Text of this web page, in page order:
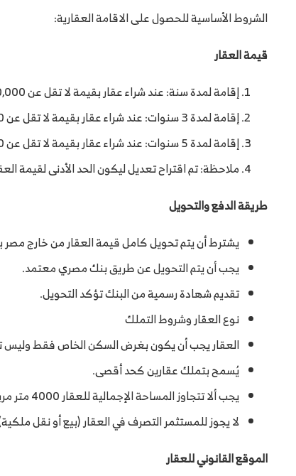
الشروط الأساسية للحصول على الاقامة العقارية:
قيمة العقار
إقامة لمدة سنة: عند شراء عقار بقيمة لا تقل عن 50,000 دولار أمريكي.
إقامة لمدة 3 سنوات: عند شراء عقار بقيمة لا تقل عن 200,000 دولار أمريكي.
إقامة لمدة 5 سنوات: عند شراء عقار بقيمة لا تقل عن 400,000 دولار أمريكي.
ملاحظة: تم اقتراح تعديل ليكون الحد الأدنى لقيمة العقار 300,000 دولار، لكن لم يتم تطبيقه حتى
طريقة الدفع والتحويل
يشترط أن يتم تحويل كامل قيمة العقار من خارج مصر
يجب أن يتم التحويل عن طريق بنك مصري معتمد.
تقديم شهادة رسمية من البنك تؤكد التحويل.
نوع العقار وشروط التملك
العقار يجب أن يكون بغرض السكن الخاص فقط وليس
يُسمح بتملك عقارين كحد أقصى.
يجب ألا تتجاوز المساحة الإجمالية للعقار 4000 متر مربع.
لا يجوز للمستثمر التصرف في العقار (بيع أو نقل
الموقع القانوني للعقار